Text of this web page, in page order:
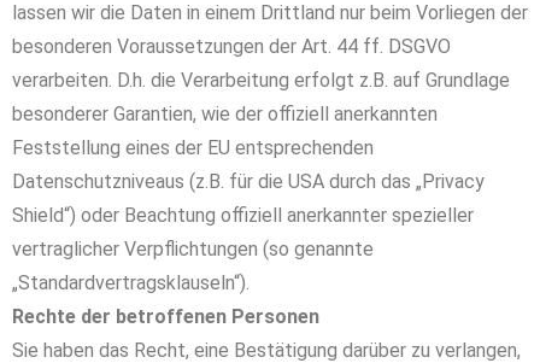
lassen wir die Daten in einem Drittland nur beim Vorliegen der
besonderen Voraussetzungen der Art. 44 ff. DSGVO
verarbeiten. D.h. die Verarbeitung erfolgt z.B. auf Grundlage
besonderer Garantien, wie der offiziell anerkannten
Feststellung eines der EU entsprechenden
Datenschutzniveaus (z.B. für die USA durch das „Privacy
Shield“) oder Beachtung offiziell anerkannter spezieller
vertraglicher Verpflichtungen (so genannte
„Standardvertragsklauseln“).
Rechte der betroffenen Personen
Sie haben das Recht, eine Bestätigung darüber zu verlangen,